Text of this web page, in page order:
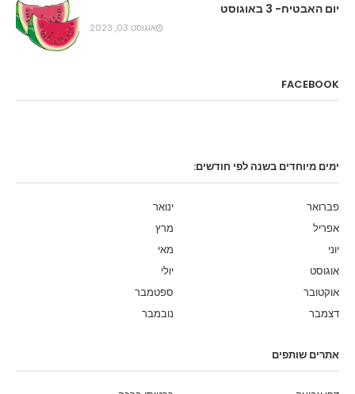
יום האבטיח- 3 באוגוסט
אוגוסט 03, 2023
FACEBOOK
ימים מיוחדים בשנה לפי חודשים:
ינואר
פברואר
מרץ
אפריל
מאי
יוני
יולי
אוגוסט
ספטמבר
אוקטובר
נובמבר
דצמבר
אתרים שותפים